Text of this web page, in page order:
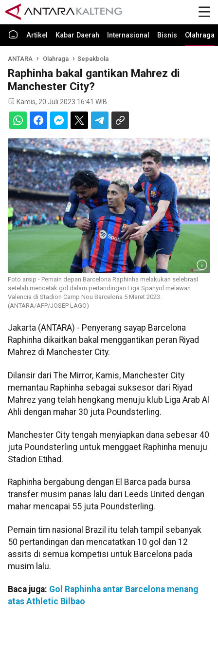
Artikel Kabar Daerah Internasional Bisnis Olahraga
ANTARA Olahraga Sepakbola
Raphinha bakal gantikan Mahrez di
Manchester City?
Kamis, 20 Juli 2023 16:41 WIB
Foto arsip - Pemain depan Barcelona Raphinha melakukan selebrasI
setelah mencetak gol dalam pertandingan Liga Spanyol melawan
Valencia di Stadion Camp Nou Barcelona 5 Maret 2023.
(ANTARA/AFP/JOSEP LAGO)
Jakarta (ANTARA) - Penyerang sayap Barcelona
Raphinha dikaitkan bakal menggantikan peran Riyad
Mahrez di Manchester City.
Dilansir dari The Mirror, Kamis, Manchester City
memantau Raphinha sebagai suksesor dari Riyad
Mahrez yang telah hengkang menuju klub Liga Arab Al
Ahli dengan mahar 30 juta Poundsterling.
Manchester City tengah menyiapkan dana sebesar 40
juta Poundsterling untuk menggaet Raphinha menuju
Stadion Etihad.
Raphinha bergabung dengan El Barca pada bursa
transfer musim panas lalu dari Leeds United dengan
mahar mencapai 55 juta Poundsterling.
Pemain tim nasional Brazil itu telah tampil sebanyak
50 pertandingan dan mencatatkan 10 gol dan 12
assits di semua kompetisi untuk Barcelona pada
musim lalu.
Baca juga: Gol Raphinha antar Barcelona menang
atas Athletic Bilbao